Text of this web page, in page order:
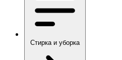
Стирка и уборка